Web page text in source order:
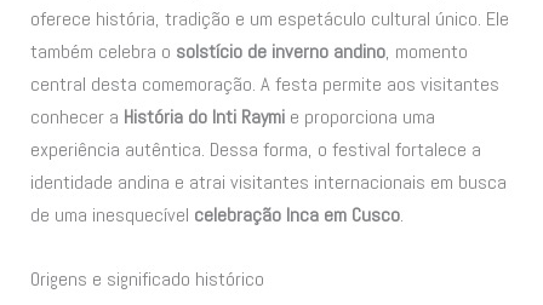
oferece história, tradição e um espetáculo cultural único. Ele
também celebra o solstício de inverno andino, momento
central desta comemoração. A festa permite aos visitantes
conhecer a História do Inti Raymi e proporciona uma
experiência autêntica. Dessa forma, o festival fortalece a
identidade andina e atrai visitantes internacionais em busca
de uma inesquecível celebração Inca em Cusco.
Origens e significado histórico